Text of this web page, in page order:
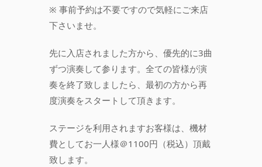
※ 事前予約は不要ですので気軽にご来店
下さいませ。
先に入店されました方から、優先的に3曲
ずつ演奏して参ります。全ての皆様が演
奏を終了致しましたら、最初の方から再
度演奏をスタートして頂きます。
ステージを利用されますお客様は、機材
費としてお一人様＠1100円（税込）頂戴
致します。